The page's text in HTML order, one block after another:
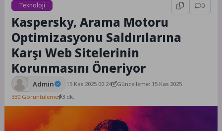
Teknoloji 0
Kaspersky, Arama Motoru
Optimizasyonu Saldırılarına
Karşı Web Sitelerinin
Korunmasını Öneriyor
Admin 15 Kas 2025 00:24
Güncelleme: 15 Kas 2025
330 Görüntüleme 3 dk.